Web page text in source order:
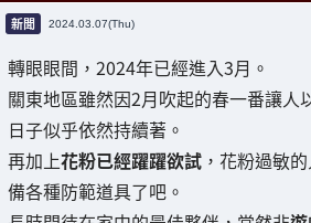
新聞 2024.03.07(Thu)
轉眼眼間，2024年已經進入3月。
關東地區雖然因2月吹起的春一番讓人
日子似乎依然持續著。
再加上花粉已經躍躍欲試 ，花粉過敏
備各種防範道具了吧。